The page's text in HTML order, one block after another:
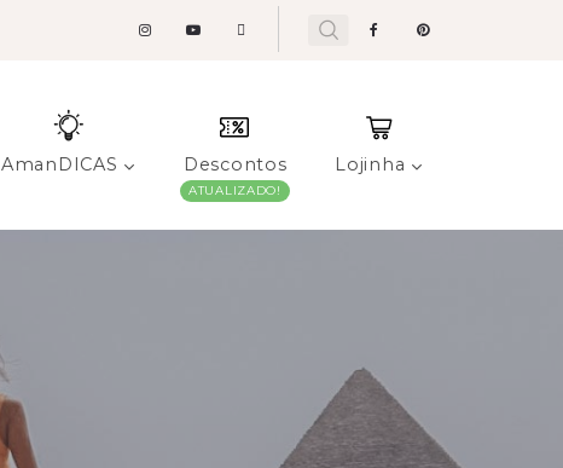
AmanDICAS Descontos Lojinha